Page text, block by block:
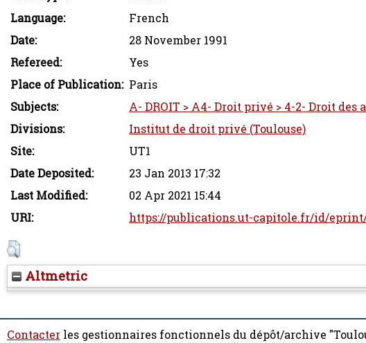
Language:
French
Date:
28 November 1991
Refereed:
Yes
Place of Publication: Paris
Subjects:
A- DROIT > A4- Droit privé > 4-2- Droit
Divisions:
Institut de droit privé (Toulouse)
Site:
UT1
Date Deposited:
23 Jan 2013 17:32
Last Modified:
02 Apr 2021 15:44
URI:
https://publications.ut-capitole.fr/id/eprint/
Altmetric
Contacter les gestionnaires fonctionnels du dépôt/archive